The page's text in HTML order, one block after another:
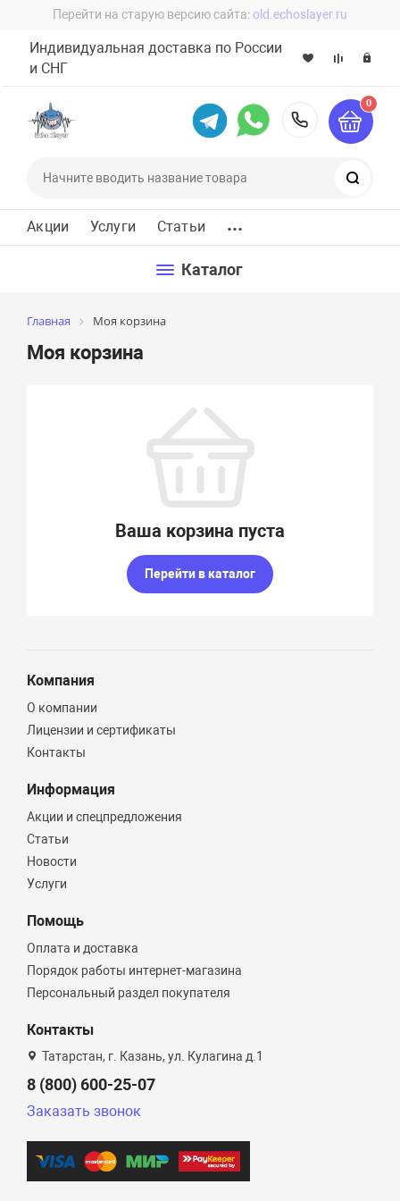
Перейти на старую версию сайта: old.echoslayer.ru
Индивидуальная доставка по России
и СНГ
8 (800)
0
Акции Услуги Статьи ...
Каталог
Главная Моя корзина
Моя корзина
Ваша корзина пуста
Перейти в каталог
Компания
О компании
Лицензии и сертификаты
Контакты
Информация
Акции и спецпредложения
Статьи
Новости
Услуги
Помощь
Оплата и доставка
Порядок работы интернет-магазина
Персональный раздел покупателя
Контакты
Татарстан, г. Казань, ул. Кулагина д.1
8 (800) 600-25-07
Заказать звонок